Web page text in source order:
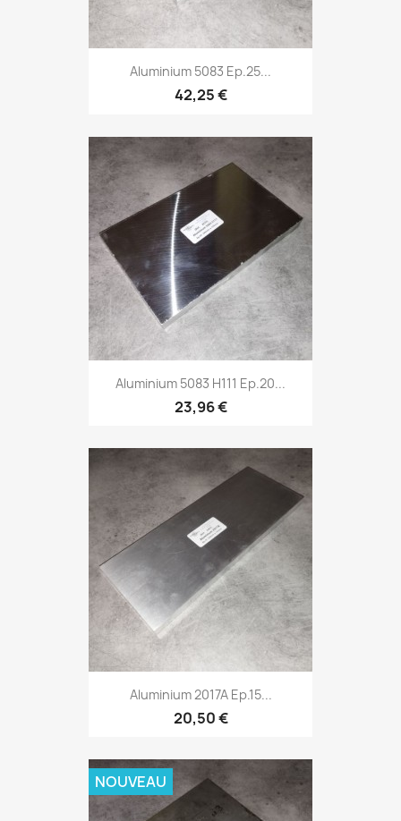
Aluminium 5083 Ep.25...
42,25 €
Aluminium 5083 H111 Ep.20...
23,96 €
Aluminium 2017A Ep.15...
20,50 €
NOUVEAU